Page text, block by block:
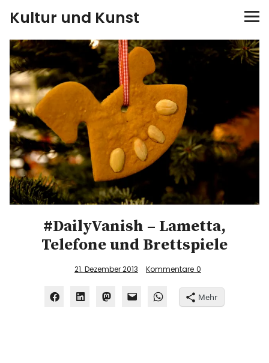
Kultur und Kunst
kultur & kunst
Ausstellungen
Spiele
Konzerte
Museen bei…
Über mich
#DailyVanish – Lametta,
Telefone und Brettspiele
21. Dezember 2013 Kommentare 0
Mehr